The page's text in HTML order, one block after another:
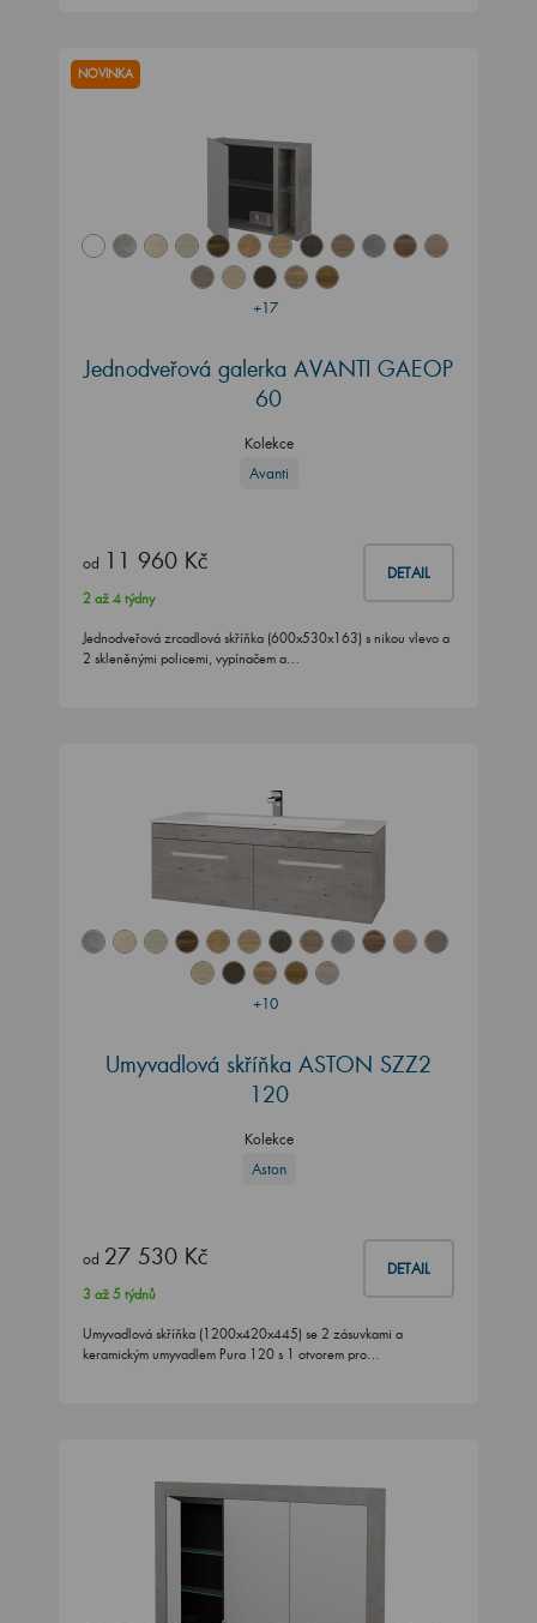
+17
NOVINKA
Jednodveřová galerka AVANTI GAEOP
60
Kolekce
Avanti
od 11 960 Kč DETAIL
2 až 4 týdny
Jednodveřová zrcadlová skříňka (600x530x163) s nikou vlevo a
2 skleněnými policemi, vypínačem a…
+10
Umyvadlová skříňka ASTON SZZ2
120
Kolekce
Aston
od 27 530 Kč DETAIL
3 až 5 týdnů
Umyvadlová skříňka (1200x420x445) se 2 zásuvkami a
keramickým umyvadlem Pura 120 s 1 otvorem pro…